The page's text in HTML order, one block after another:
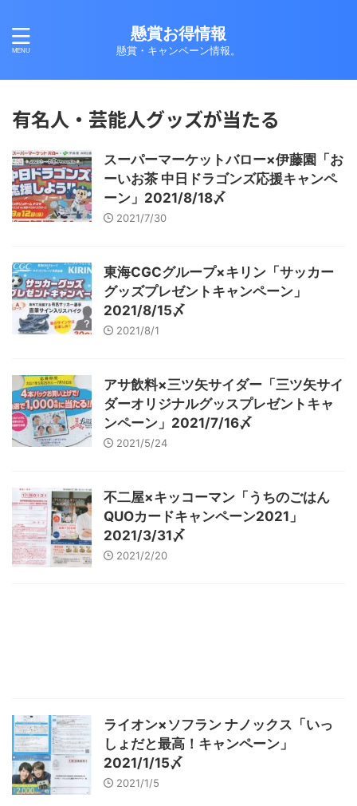
懸賞お得情報
懸賞・キャンペーン情報。
有名人・芸能人グッズが当たる
スーパーマーケットバロー×伊藤園「お
ーいお茶 中日ドラゴンズ応援キャンペ
ーン」2021/8/18〆
2021/7/30
東海CGCグループ×キリン「サッカー
グッズプレゼントキャンペーン」
2021/8/15〆
2021/8/1
アサ飲料×三ツ矢サイダー「三ツ矢サイ
ダーオリジナルグッスプレゼントキャ
ンペーン」2021/7/16〆
2021/5/24
不二屋×キッコーマン「うちのごはん
QUOカードキャンペーン2021」
2021/3/31〆
2021/2/20
ライオン×ソフラン ナノックス「いっ
しょだと最高！キャンペーン」
2021/1/15〆
2021/1/5